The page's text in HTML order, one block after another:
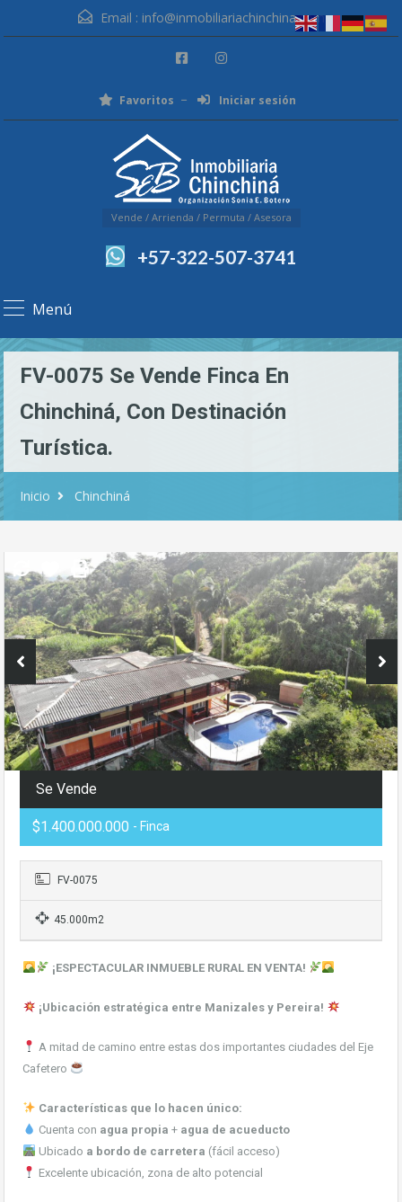
Email : info@inmobiliariachinchina.com
Favoritos Iniciar sesión
Vende / Arrienda / Permuta / Asesora
+57-322-507-3741
Menú
FV-0075 Se Vende Finca En
Chinchiná, Con Destinación
Turística.
Inicio Chinchiná
Se Vende
$1.400.000.000 - Finca
FV-0075
45.000m2
¡ESPECTACULAR INMUEBLE RURAL EN VENTA!
¡Ubicación estratégica entre Manizales y Pereira!
A mitad de camino entre estas dos importantes ciudades del Eje
Cafetero
Características que lo hacen único:
Cuenta con agua propia + agua de acueducto
Ubicado a bordo de carretera (fácil acceso)
Excelente ubicación, zona de alto potencial